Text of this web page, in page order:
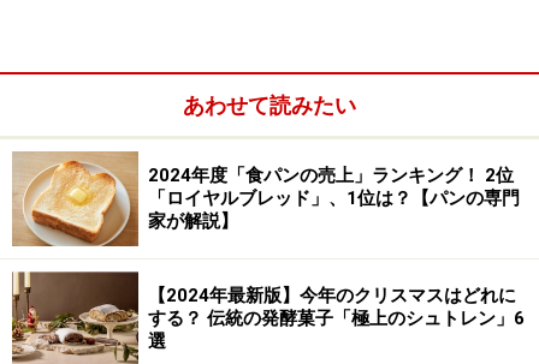
しています。 ただ、日本では材料が違うので作り方な
どは変えています。 ソフトで甘味があって、Bread on
Breadの好評のパンのひとつよ。
※記事内容は執筆時点のものです。最新の内容をご確認くださ
い。
の内容です。
あわせて読みたい
2024年度「食パンの売上」ランキング！ 2位
「ロイヤルブレッド」、1位は？【パンの専門
家が解説】
【2024年最新版】今年のクリスマスはどれに
する？ 伝統の発酵菓子「極上のシュトレン」6
選